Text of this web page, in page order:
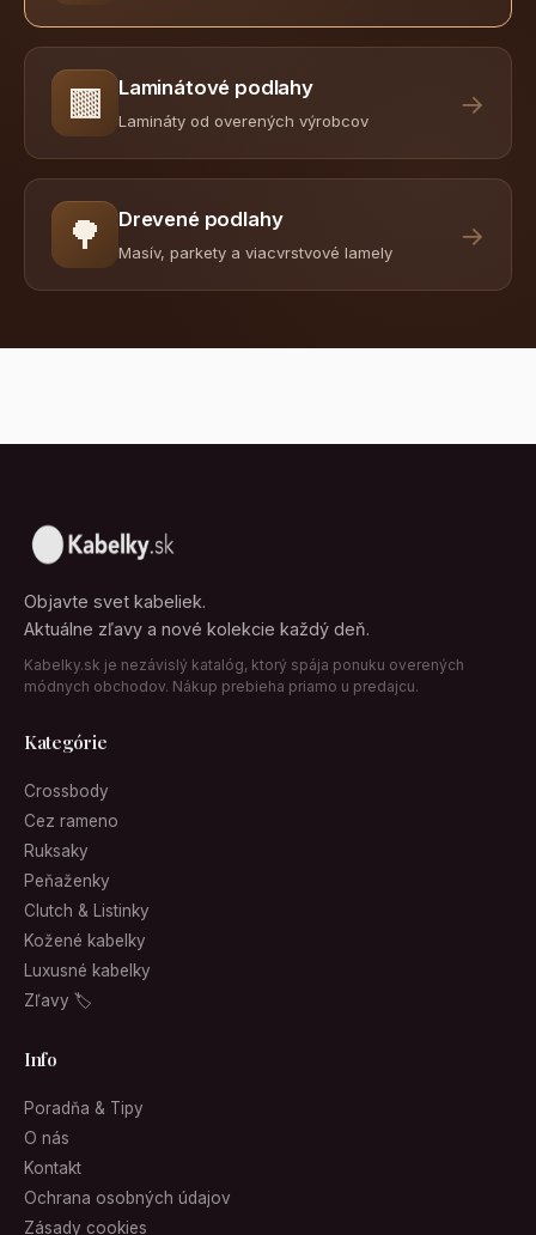
🟫 Laminátové podlahy
Lamináty od overených výrobcov
→
🌳 Drevené podlahy
Masív, parkety a viacvrstvové lamely
→
Objavte svet kabeliek.
Aktuálne zľavy a nové kolekcie každý deň.
Kabelky.sk je nezávislý katalóg, ktorý spája ponuku overených
módnych obchodov. Nákup prebieha priamo u predajcu.
Kategórie
Crossbody
Cez rameno
Ruksaky
Peňaženky
Clutch & Listinky
Kožené kabelky
Luxusné kabelky
Zľavy 🏷
Info
Poradňa & Tipy
O nás
Kontakt
Ochrana osobných údajov
Zásady cookies